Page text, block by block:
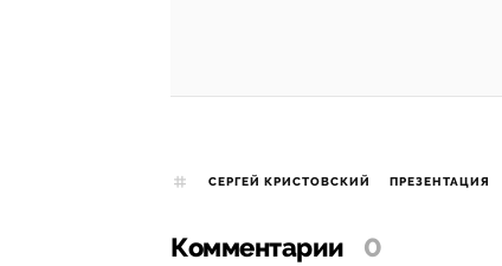
СЕРГЕЙ КРИСТОВСКИЙ ПРЕЗЕНТАЦИЯ
Комментарии 0